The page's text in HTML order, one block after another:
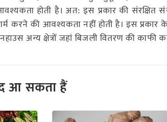
होती है। अत: इस प्रकार की संरक्षित
करने की आवश्यकता नहीं होती है। इस प्रकार
अन्य क्षेत्रों जहां बिजली वितरण की
आ सकता हैं